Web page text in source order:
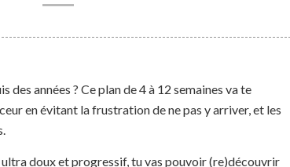
des années ? Ce plan de 4 à 12 semaines va te
en évitant la frustration de ne pas y arriver, et les
doux et progressif, tu vas pouvoir (re)découvrir